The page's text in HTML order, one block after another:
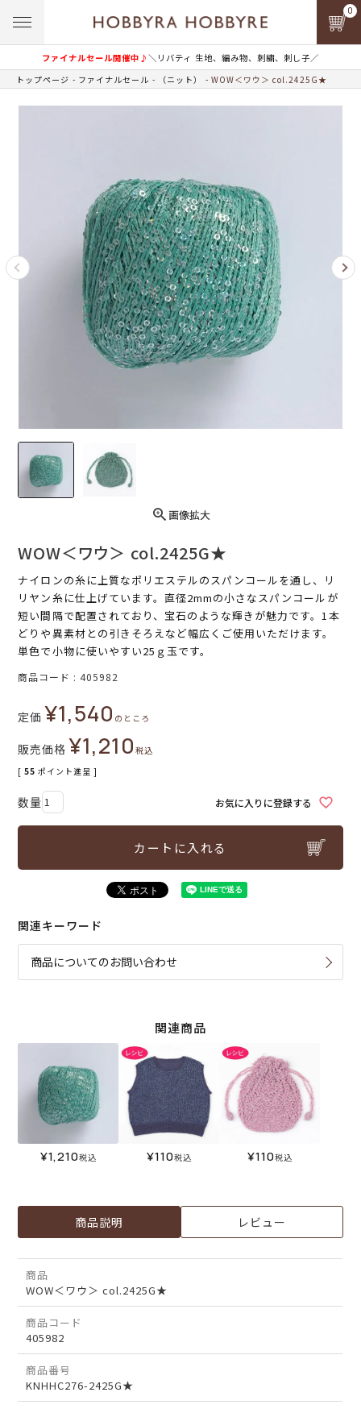
ファイナルセール開催中♪＼リバティ 生地、編み物、刺繍、刺し子／
0
トップページ ファイナルセール （ニット） WOW＜ワウ＞ col.2425G★
画像拡大
WOW＜ワウ＞ col.2425G★
ナイロンの糸に上質なポリエステルのスパンコールを通し、リ
リヤン糸に仕上げています。直径2mmの小さなスパンコールが
短い間隔で配置されており、宝石のような輝きが魅力です。1本
どりや異素材との引きそろえなど幅広くご使用いただけます。
単色で小物に使いやすい25ｇ玉です。
商品コード 405982
定価 ¥1,540 のところ
販売価格 ¥1,210税込
[ 55 ポイント進呈 ]
お気に入りに登録する
カートに入れる
関連キーワード
商品についてのお問い合わせ
関連商品
¥1,210税込 ¥110税込 ¥110税込
商品説明 レビュー
商品
WOW＜ワウ＞ col.2425G★
商品コード
405982
商品番号
KNHHC276-2425G★